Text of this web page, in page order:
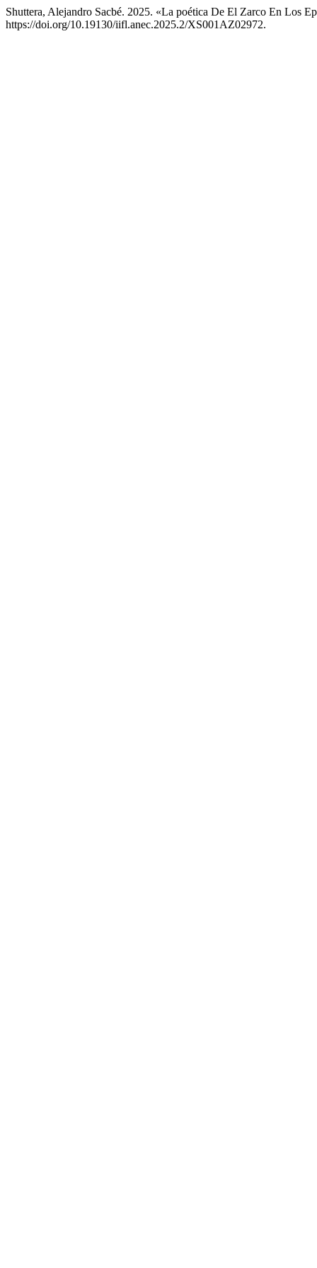
Shuttera, Alejandro Sacbé. 2025. «La poética De El Zarco En Los
https://doi.org/10.19130/iifl.anec.2025.2/XS001AZ02972.